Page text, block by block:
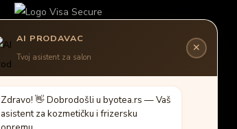
AI PRODAVAC
Tvoj asistent za salon
✕
Zdravo! Dobrodošli u byotea.rs —Vaš
asistent za kozmetičku i frizersku